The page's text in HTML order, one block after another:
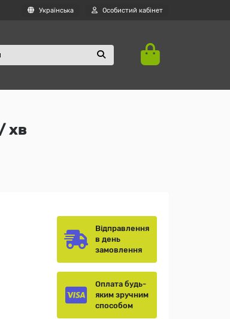
Українська Особистий кабінет
хв
Відправлення
в день
замовлення
Оплата будь-
яким зручним
способом